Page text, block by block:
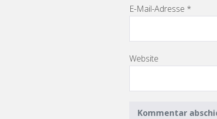
E-Mail-Adresse *
Website